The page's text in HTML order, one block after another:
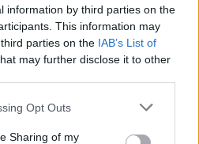
information by third parties on the
This information may
parties on the IAB’s List of
may further disclose it to other
Opt Outs
Sharing of my